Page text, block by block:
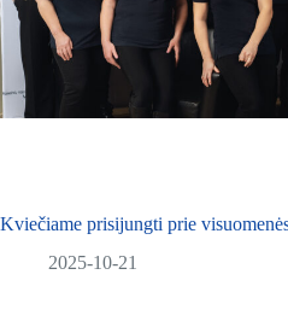
Kviečiame prisijungti prie
2025-10-21